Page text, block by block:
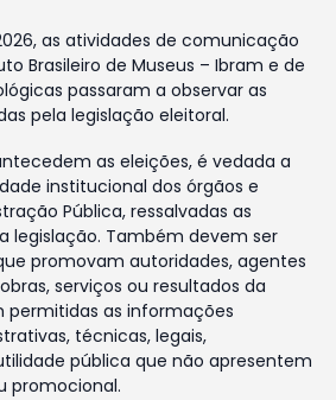
as atividades de comunicação
Brasileiro de Museus – Ibram e de
passaram a observar as
pela legislação eleitoral.
as eleições, é vedada a
institucional dos órgãos e
Pública, ressalvadas as
legislação. Também devem ser
promovam autoridades, agentes
serviços ou resultados da
permitidas as informações
técnicas, legais,
pública que não apresentem
promocional.